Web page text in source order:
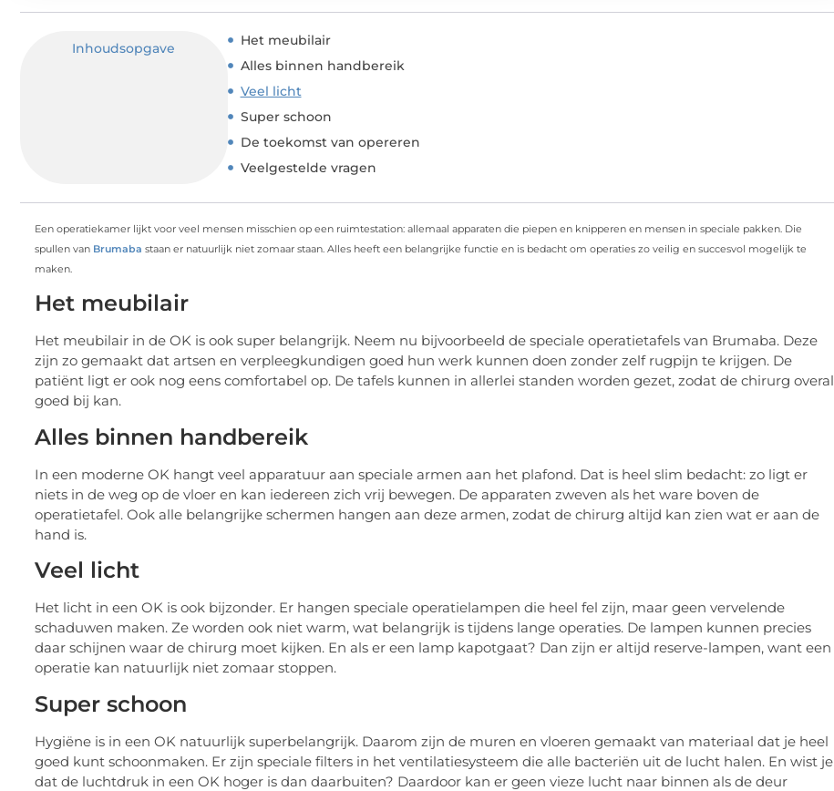
Inhoudsopgave
Het meubilair
Alles binnen handbereik
Veel licht
Super schoon
De toekomst van opereren
Veelgestelde vragen
Een operatiekamer lijkt voor veel mensen misschien op een ruimtestation: allemaal apparaten die piepen en knipperen en mensen in speciale pakken. Die
spullen van Brumaba staan er natuurlijk niet zomaar staan. Alles heeft een belangrijke functie en is bedacht om operaties zo veilig en succesvol mogelijk te
maken.
Het meubilair
Het meubilair in de OK is ook super belangrijk. Neem nu bijvoorbeeld de speciale operatietafels van Brumaba. Deze
zijn zo gemaakt dat artsen en verpleegkundigen goed hun werk kunnen doen zonder zelf rugpijn te krijgen. De
patiënt ligt er ook nog eens comfortabel op. De tafels kunnen in allerlei standen worden gezet, zodat de chirurg overal
goed bij kan.
Alles binnen handbereik
In een moderne OK hangt veel apparatuur aan speciale armen aan het plafond. Dat is heel slim bedacht: zo ligt er
niets in de weg op de vloer en kan iedereen zich vrij bewegen. De apparaten zweven als het ware boven de
operatietafel. Ook alle belangrijke schermen hangen aan deze armen, zodat de chirurg altijd kan zien wat er aan de
hand is.
Veel licht
Het licht in een OK is ook bijzonder. Er hangen speciale operatielampen die heel fel zijn, maar geen vervelende
schaduwen maken. Ze worden ook niet warm, wat belangrijk is tijdens lange operaties. De lampen kunnen precies
daar schijnen waar de chirurg moet kijken. En als er een lamp kapotgaat? Dan zijn er altijd reserve-lampen, want een
operatie kan natuurlijk niet zomaar stoppen.
Super schoon
Hygiëne is in een OK natuurlijk superbelangrijk. Daarom zijn de muren en vloeren gemaakt van materiaal dat je heel
goed kunt schoonmaken. Er zijn speciale filters in het ventilatiesysteem die alle bacteriën uit de lucht halen. En wist je
dat de luchtdruk in een OK hoger is dan daarbuiten? Daardoor kan er geen vieze lucht naar binnen als de deur